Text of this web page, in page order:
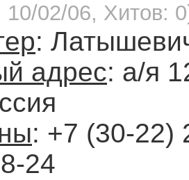
02/06, Хитов:
:
адрес: а/я
: +7 (30-22)
24